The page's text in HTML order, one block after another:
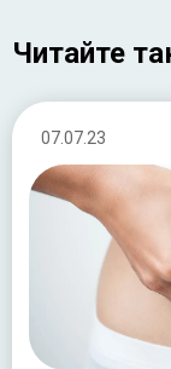
Читайте
07.07.23